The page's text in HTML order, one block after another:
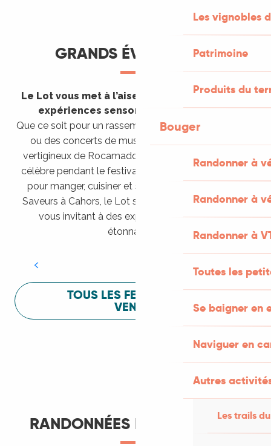
Les vignobles
Patrimoine
Produits du
Bouger
Randonner à
Randonner à
Randonner à
Toutes les
Se baigner en
Naviguer en
Autres
Les trails
GRANDS ÉVÈNEMENTS
Le Lot vous met à l’aise en vous invitant à des
expériences sensorielles étonnantes !
Que ce soit pour un rassemblement de montgolfières
ou des concerts de musique sacrée dans le site
vertigineux de Rocamadour, pour écouter un opéra
célèbre pendant le festival de Saint-Céré ou encore
pour manger, cuisiner et s’amuser pendant Lot of
Saveurs à Cahors, le Lot sait vous mettre à l’aise en
vous invitant à des expériences sensorielles
étonnantes !
Festival Lot of Saveurs
TOUS LES FESTIVALS À
VENIR
RANDONNÉES ET ITINÉRANCE